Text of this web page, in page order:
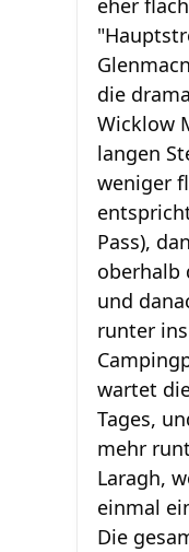
eher
die
Wicklow
langen
weniger
Pass),
oberhalb
und
runter
wartet
Tages,
mehr
Laragh,
einmal
Die